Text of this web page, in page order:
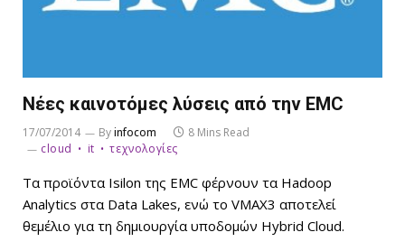
Νέες καινοτόμες λύσεις από την EMC
17/07/2014 Byinfocom
8 Mins Read
cloud
it τεχνολογίες
Τα προϊόντα Isilon της EMC φέρνουν τα Hadoop
Analytics στα Data Lakes, ενώ το VMAX3 αποτελεί
θεμέλιο για τη δημιουργία υποδομών Hybrid Cloud.